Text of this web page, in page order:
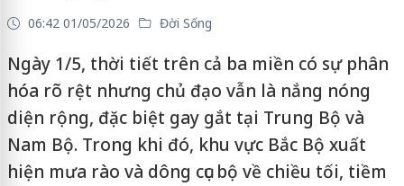
06:42 01/05/2026 Đời Sống
Ngày 1/5, thời tiết trên cả ba miền có sự phân
hóa rõ rệt nhưng chủ đạo vẫn là nắng nóng
diện rộng, đặc biệt gay gắt tại Trung Bộ và
Nam Bộ. Trong khi đó, khu vực Bắc Bộ xuất
hiện mưa rào và dông cục bộ về chiều tối, tiềm